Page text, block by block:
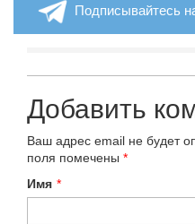
Подписывайтесь
Добавить
Ваш адрес email не будет
поля помечены *
Имя *